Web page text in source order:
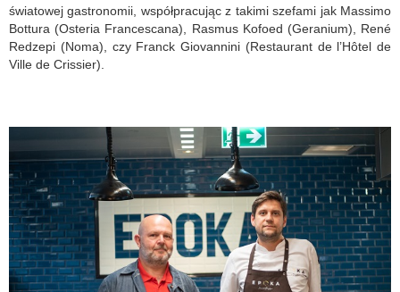
światowej gastronomii, współpracując z takimi szefami jak Massimo
Bottura (Osteria Francescana), Rasmus Kofoed (Geranium), René
Redzepi (Noma), czy Franck Giovannini (Restaurant de l’Hôtel de
Ville de Crissier).